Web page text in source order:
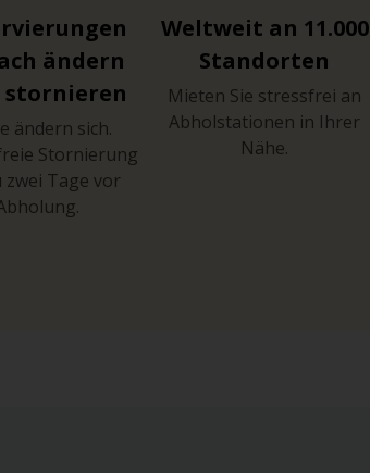
ändern
stornieren
ändern sich.
Stornierung
zwei Tage vor
Weltweit an 11.000
Standorten
Mieten Sie stressfrei an
Abholstationen in Ihrer
Nähe.